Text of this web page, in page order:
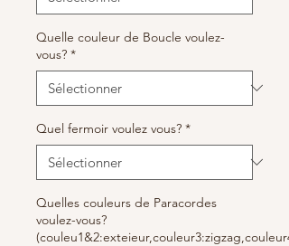
Quelle couleur de Boucle voulez-
vous? *
Quel fermoir voulez vous? *
Quelles couleurs de Paracordes
voulez-vous?